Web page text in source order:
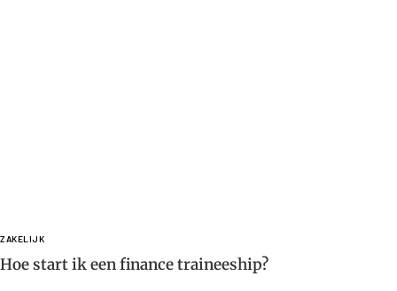
ZAKELIJK
Hoe start ik een finance traineeship?